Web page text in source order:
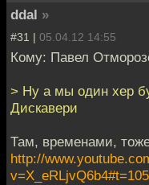
ddal »
#31 | 05.04.12 14:55
Кому: Павел
> Ну а мы один хер
Дискавери
Там, временами,
http://